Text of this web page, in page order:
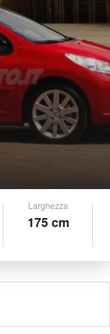
Larghezza
175 cm